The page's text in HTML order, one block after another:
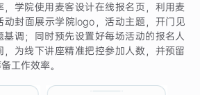
，学院使用麦客设计在线报名页，利用麦
动封面展示学院logo，活动主题，开门见
基调；同时预先设置好每场活动的报名人
为线下讲座精准把控参加人数，并预留
工作效率。